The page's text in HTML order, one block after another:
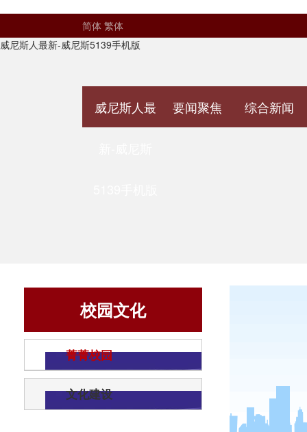
简体 繁体
威尼斯人最新-威尼斯5139手机版
威尼斯人最 要闻聚焦 综合新闻
校园文化
菁菁校园
文化建设